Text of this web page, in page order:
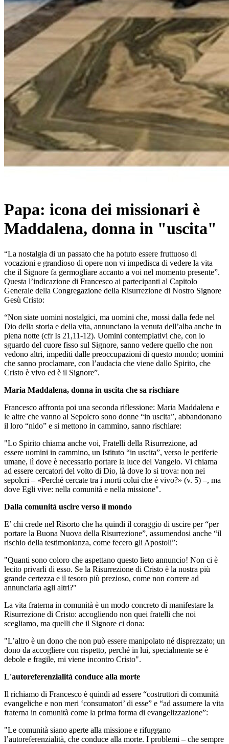
Papa: icona dei missionari è
Maddalena, donna in "uscita"
“La nostalgia di un passato che ha potuto essere fruttuoso di
vocazioni e grandioso di opere non vi impedisca di vedere la vita
che il Signore fa germogliare accanto a voi nel momento presente”.
Questa l’indicazione di Francesco ai partecipanti al Capitolo
Generale della Congregazione della Risurrezione di Nostro Signore
Gesù Cristo:
“Non siate uomini nostalgici, ma uomini che, mossi dalla fede nel
Dio della storia e della vita, annunciano la venuta dell’alba anche in
piena notte (cfr Is 21,11-12). Uomini contemplativi che, con lo
sguardo del cuore fisso sul Signore, sanno vedere quello che non
vedono altri, impediti dalle preoccupazioni di questo mondo; uomini
che sanno proclamare, con l’audacia che viene dallo Spirito, che
Cristo è vivo ed è il Signore”.
Maria Maddalena, donna in uscita che sa rischiare
Francesco affronta poi una seconda riflessione: Maria Maddalena e
le altre che vanno al Sepolcro sono donne “in uscita”, abbandonano
il loro “nido” e si mettono in cammino, sanno rischiare:
"Lo Spirito chiama anche voi, Fratelli della Risurrezione, ad
essere uomini in cammino, un Istituto “in uscita”, verso le periferie
umane, lì dove è necessario portare la luce del Vangelo. Vi chiama
ad essere cercatori del volto di Dio, là dove lo si trova: non nei
sepolcri – «Perché cercate tra i morti colui che è vivo?» (v. 5) –, ma
dove Egli vive: nella comunità e nella missione".
Dalla comunità uscire verso il mondo
E’ chi crede nel Risorto che ha quindi il coraggio di uscire per “per
portare la Buona Nuova della Risurrezione”, assumendosi anche “il
rischio della testimonianza, come fecero gli Apostoli”:
"Quanti sono coloro che aspettano questo lieto annuncio! Non ci è
lecito privarli di esso. Se la Risurrezione di Cristo è la nostra più
grande certezza e il tesoro più prezioso, come non correre ad
annunciarla agli altri?"
La vita fraterna in comunità è un modo concreto di manifestare la
Risurrezione di Cristo: accogliendo non quei fratelli che noi
scegliamo, ma quelli che il Signore ci dona:
"L’altro è un dono che non può essere manipolato né disprezzato; un
dono da accogliere con rispetto, perché in lui, specialmente se è
debole e fragile, mi viene incontro Cristo".
L'autoreferenzialità conduce alla morte
Il richiamo di Francesco è quindi ad essere “costruttori di comunità
evangeliche e non meri ‘consumatori’ di esse” e “ad assumere la vita
fraterna in comunità come la prima forma di evangelizzazione”:
"Le comunità siano aperte alla missione e rifuggano
l’autoreferenzialità, che conduce alla morte. I problemi – che sempre